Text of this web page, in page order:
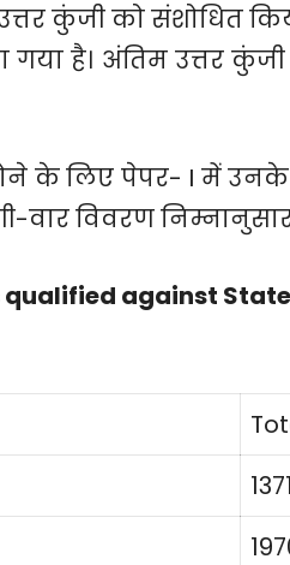
कुंजी को संशोधित
है। अंतिम उत्तर
होने के लिए पेपर- I में
वार विवरण
against